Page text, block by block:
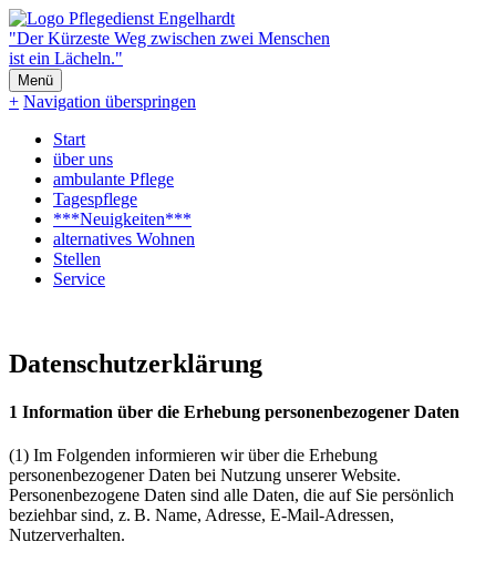
"Der Kürzeste Weg zwischen zwei Menschen
ist ein Lächeln."
Menü
+ Navigation überspringen
Start
über uns
ambulante Pflege
Tagespflege
***Neuigkeiten***
alternatives Wohnen
Stellen
Service
Datenschutzerklärung
1 Information über die Erhebung personenbezogener Daten
(1) Im Folgenden informieren wir über die Erhebung
personenbezogener Daten bei Nutzung unserer Website.
Personenbezogene Daten sind alle Daten, die auf Sie persönlich
beziehbar sind, z. B. Name, Adresse, E-Mail-Adressen,
Nutzerverhalten.